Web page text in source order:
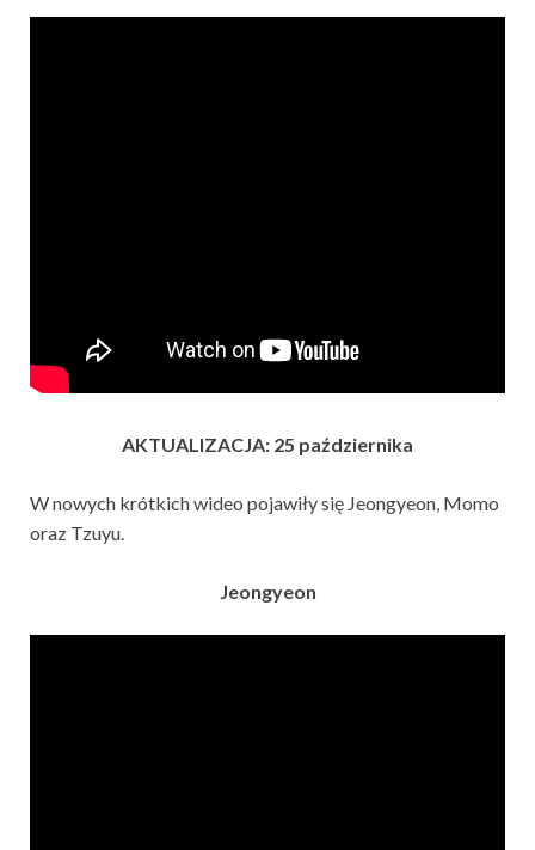
AKTUALIZACJA: 25 października
W nowych krótkich wideo pojawiły się Jeongyeon, Momo
oraz Tzuyu.
Jeongyeon